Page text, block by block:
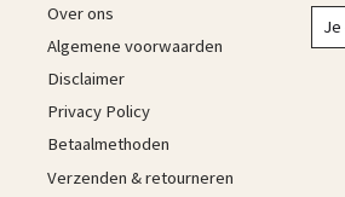
Over ons
Algemene voorwaarden
Disclaimer
Privacy Policy
Betaalmethoden
Verzenden & retourneren